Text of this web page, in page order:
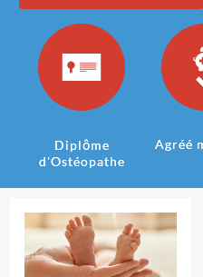
Diplôme
d'Ostéopathe
Agréé